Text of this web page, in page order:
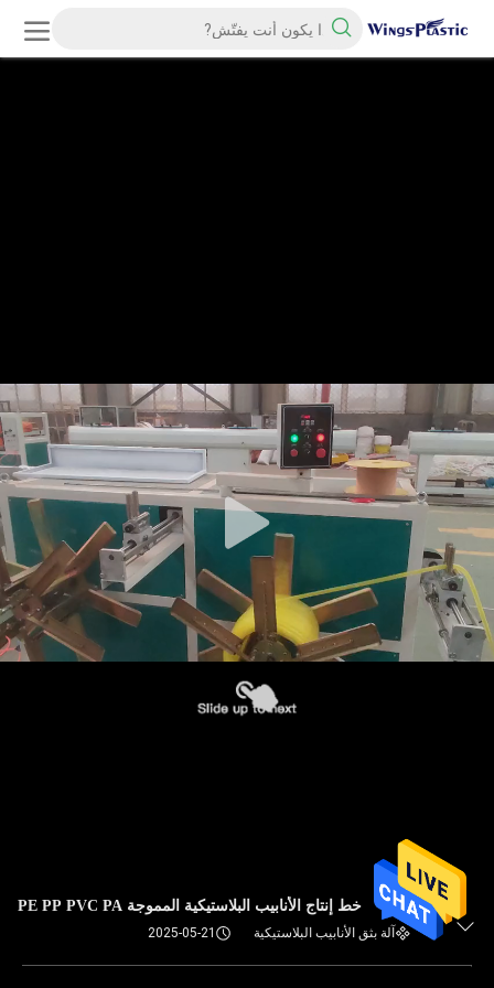
خط إنتاج الأنابيب البلاستيكية المموجة PE PP PVC PA
آلة بثق الأنابيب البلاستيكية 2025-05-21